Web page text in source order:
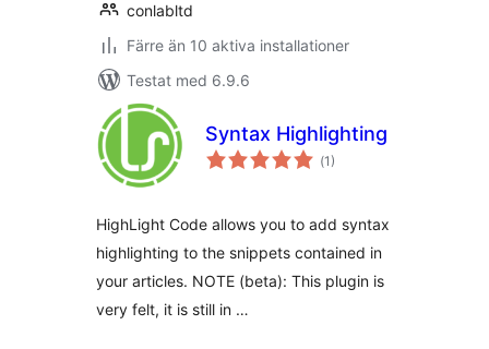
conlabltd
Färre än 10 aktiva installationer
Testat med 6.9.6
Syntax Highlighting
(Totalt
antal
1)
HighLight Code allows you to add syntax
highlighting to the snippets contained in
your articles. NOTE (beta): This plugin is
very felt, it is still in …